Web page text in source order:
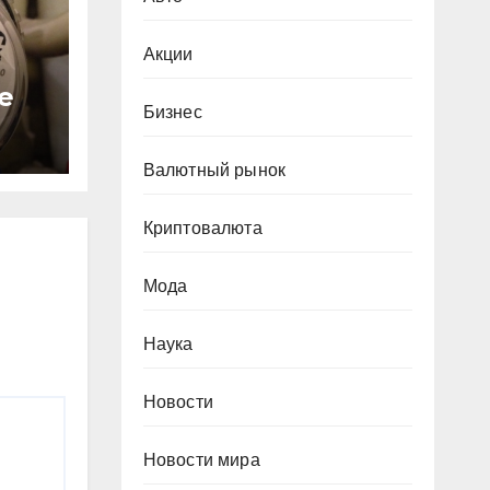
Акции
Бизнес
Валютный рынок
Криптовалюта
Мода
Наука
Новости
Новости мира